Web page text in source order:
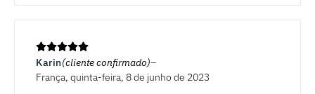
Karin(cliente confirmado)
França, quinta-feira, 8 de junho de 2023